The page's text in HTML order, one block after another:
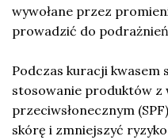
wywołane przez
prowadzić do
Podczas kuracji kwasem
stosowanie produktów z
przeciwsłonecznym
skórę i zmniejszyć